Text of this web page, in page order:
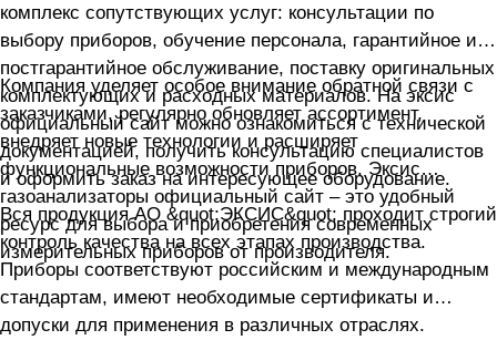
комплекс сопутствующих услуг: консультации по
выбору приборов, обучение персонала, гарантийное и
постгарантийное обслуживание, поставку оригинальных
комплектующих и расходных материалов. На эксис
официальный сайт можно ознакомиться с технической
документацией, получить консультацию специалистов
и оформить заказ на интересующее оборудование.
Компания уделяет особое внимание обратной связи с
заказчиками, регулярно обновляет ассортимент,
внедряет новые технологии и расширяет
функциональные возможности приборов. Эксис
газоанализаторы официальный сайт – это удобный
ресурс для выбора и приобретения современных
измерительных приборов от производителя.
Вся продукция АО &quot;ЭКСИС&quot; проходит строгий
контроль качества на всех этапах производства.
Приборы соответствуют российским и международным
стандартам, имеют необходимые сертификаты и
допуски для применения в различных отраслях.